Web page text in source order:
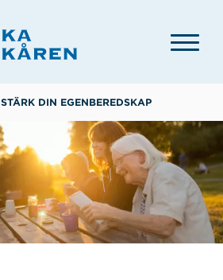
STÄRK DIN EGENBEREDSKAP